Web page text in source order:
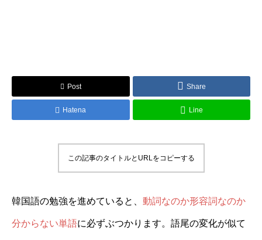
Post Share
Hatena Line
この記事のタイトルとURLをコピーする
韓国語の勉強を進めていると、 動詞なのか形容詞なのか
分からない単語に必ずぶつかります。語尾の変化が似て